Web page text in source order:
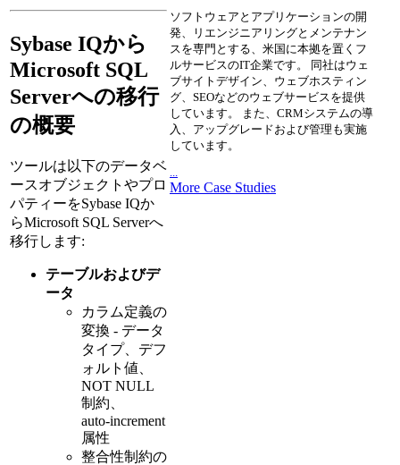
Sybase IQから
Microsoft SQL
Serverへの移行
の概要
ツールは以下のデータベ
ースオブジェクトやプロ
パティーをSybase IQか
らMicrosoft SQL Serverへ
移行します:
テーブルおよびデ
ータ
カラム定義の
変換 - データ
タイプ、デフ
ォルト値、
NOT NULL
制約、
auto-increment
属性
整合性制約の
ソフトウェアとアプリケーションの開
発、リエンジニアリングとメンテナン
スを専門とする、米国に本拠を置くフ
ルサービスのIT企業です。 同社はウェ
ブサイトデザイン、ウェブホスティン
グ、SEOなどのウェブサービスを提供
しています。 また、CRMシステムの導
入、アップグレードおよび管理も実施
しています。
...
More Case Studies